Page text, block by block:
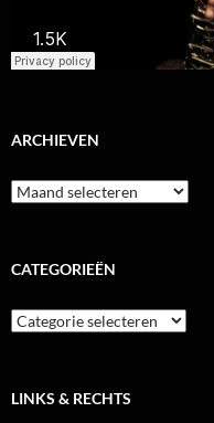
ARCHIEVEN
Archieven
CATEGORIEËN
Categorieën
LINKS & RECHTS